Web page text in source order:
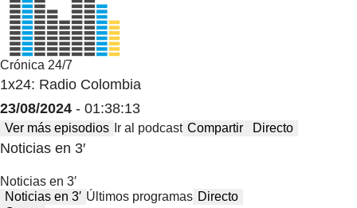
Crónica 24/7
1x24: Radio Colombia
23/08/2024 - 01:38:13
Ver más episodios Ir al podcast Compartir Directo
Noticias en 3′
Noticias en 3′
Noticias en 3′ Últimos programas Directo